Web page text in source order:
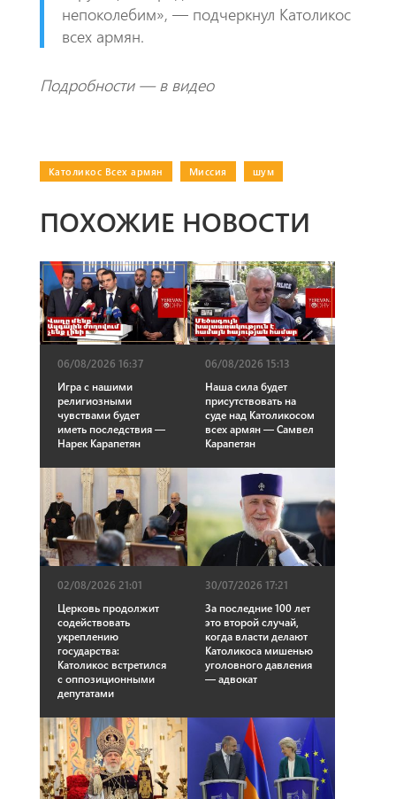
непоколебим», — подчеркнул Католикос
всех армян.
Подробности — в видео
Католикос Всех армян Миссия шум
ПОХОЖИЕ НОВОСТИ
06/08/2026 16:37
Игра с нашими
религиозными
чувствами будет
иметь последствия —
Нарек Карапетян
06/08/2026 15:13
Наша сила будет
присутствовать на
суде над Католикосом
всех армян — Самвел
Карапетян
02/08/2026 21:01
Церковь продолжит
содействовать
укреплению
государства:
Католикос встретился
с оппозиционными
депутатами
30/07/2026 17:21
За последние 100 лет
это второй случай,
когда власти делают
Католикоса мишенью
уголовного давления
— адвокат